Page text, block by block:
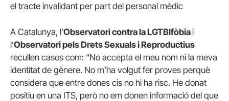
el tracte invalidant per part del personal mèdic
A Catalunya, l’Observatori contra la LGTBIfòbiai
l’Observatori pels Drets Sexuals i Reproductius
recullen casos com: “No accepta el meu nom ni la meva
identitat de gènere. No m’ha volgut fer proves perquè
considera que entre dones cis no hi ha risc. He donat
positiu en una ITS, però no em donen informació del que